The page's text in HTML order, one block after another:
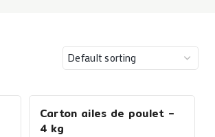
Carton ailes de poulet –
4 kg